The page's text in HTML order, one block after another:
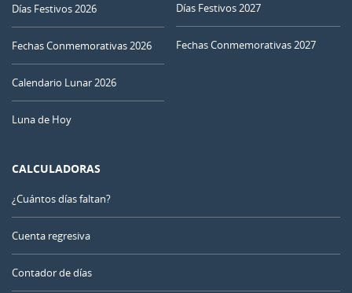
Días Festivos 2026
Fechas Conmemorativas 2026
Calendario Lunar 2026
Luna de Hoy
Días Festivos 2027
Fechas Conmemorativas 2027
CALCULADORAS
¿Cuántos días faltan?
Cuenta regresiva
Contador de días